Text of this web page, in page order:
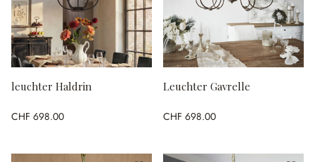
leuchter Haldrin
CHF 698.00
Leuchter Gavrelle
CHF 698.00